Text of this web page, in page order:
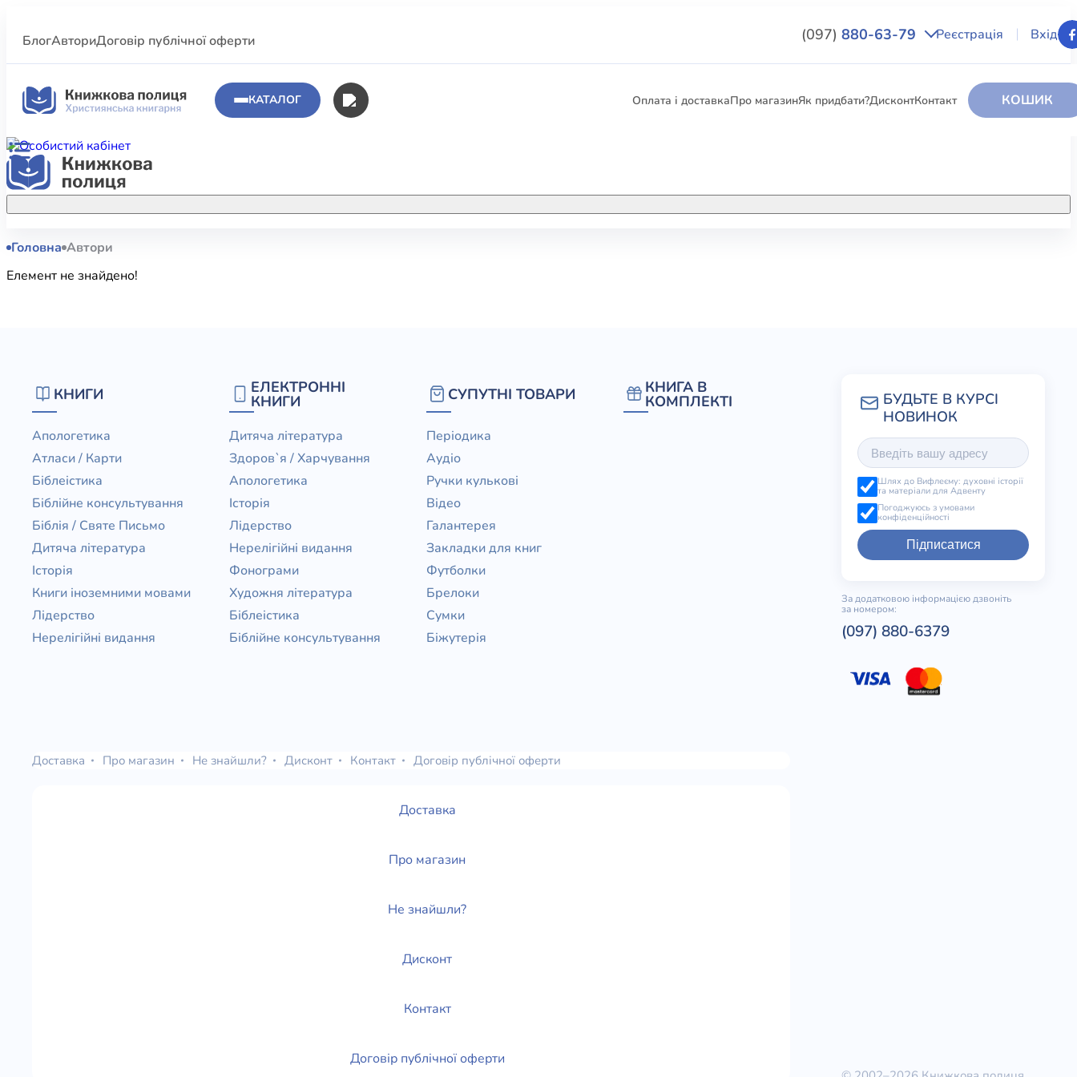
БлогАвториДоговір публічної оферти (097) 880-63-79 Реєстрація Вхід
КАТАЛОГ Оплата і доставкаПро магазинЯк придбати?ДисконтКонтакт КОШИК
Акційні пропозиції
Купуйте більше улюблених книжок за
Новинки
Свіжі надходження, актуальна
література та нові автори на нашій
полиці.
КНИГИ
Дитяча література
Книги іноземними мовами
Церковні традиції
Публіцистика
Богослів`я
ЕЛЕКТРОННІ КНИГИ
Головна Автори
Елемент не знайдено!
КНИГИ
Апологетика
Атласи / Карти
Біблеістика
Біблійне консультування
Біблія / Святе Письмо
Дитяча література
Історія
Книги іноземними мовами
Лідерство
Нерелігійні видання
ЕЛЕКТРОННІ
КНИГИ
Дитяча література
Здоров`я / Харчування
Апологетика
Історія
Лідерство
Нерелігійні видання
Фонограми
Художня література
Біблеістика
Біблійне консультування
СУПУТНІ ТОВАРИ
Періодика
Аудіо
Ручки кулькові
Відео
Галантерея
Закладки для книг
Футболки
Брелоки
Сумки
Біжутерія
КНИГА В
КОМПЛЕКТІ
Шлях до Вифлеєму: духовні історії
та матеріали для Адвенту
Погоджуюсь з умовами
конфіденційності
Підписатися
За додатковою інформацією дзвоніть
за номером:
(097) 880-6379
Доставка Про магазин Не знайшли? Дисконт Контакт Договір публічної оферти
Доставка
Про магазин
Не знайшли?
Дисконт
Контакт
Договір публічної оферти